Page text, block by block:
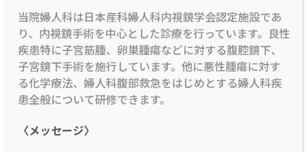
当院婦人科は日本産科婦人科内視鏡学会認定施設であ
り、内視鏡手術を中心とした診療を行っています。良性
疾患特に子宮筋腫、卵巣腫瘍などに対する腹腔鏡下、
子宮鏡下手術を施行しています。他に悪性腫瘍に対す
る化学療法、婦人科腹部救急をはじめとする婦人科疾
患全般について研修できます。
〈メッセージ〉